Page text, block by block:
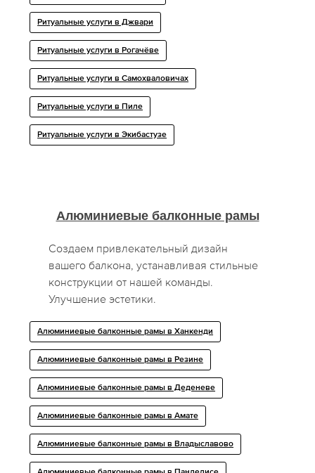
Ритуальные услуги в Джвари
Ритуальные услуги в Рогачёве
Ритуальные услуги в Самохваловичах
Ритуальные услуги в Пиле
Ритуальные услуги в Экибастузе
Алюминиевые балконные рамы
Создаем привлекательный дизайн
вашего балкона, устанавливая стильные
конструкции от нашей команды.
Улучшение эстетики.
Алюминиевые балконные рамы в Ханкенди
Алюминиевые балконные рамы в Резине
Алюминиевые балконные рамы в Деденеве
Алюминиевые балконные рамы в Амате
Алюминиевые балконные рамы в Владыславово